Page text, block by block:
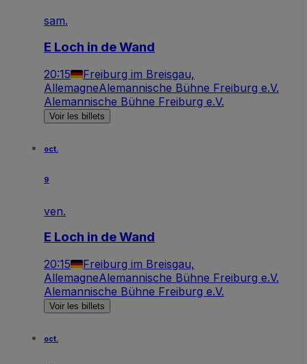
sam.
E Loch in de Wand
20:15
Freiburg im Breisgau,
AllemagneAlemannische Bühne Freiburg e.V.
Alemannische Bühne Freiburg e.V.
Voir les billets
oct.
9
ven.
E Loch in de Wand
20:15
Freiburg im Breisgau,
AllemagneAlemannische Bühne Freiburg e.V.
Alemannische Bühne Freiburg e.V.
Voir les billets
oct.